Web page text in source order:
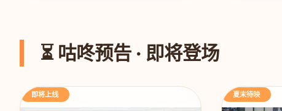
⏳ 咕咚预告 · 即将登场
即将上线 夏末待映